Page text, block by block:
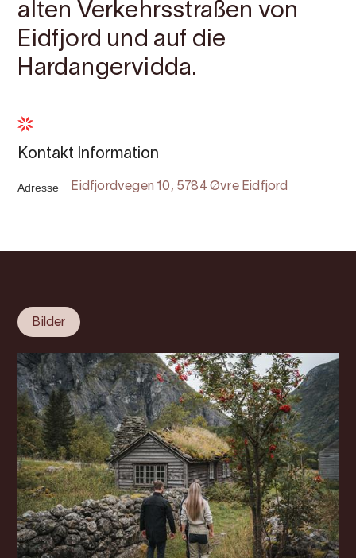
alten Verkehrsstraßen von
Eidfjord und auf die
Hardangervidda.
Kontakt Information
Adresse Eidfjordvegen 10, 5784 Øvre Eidfjord
Bilder